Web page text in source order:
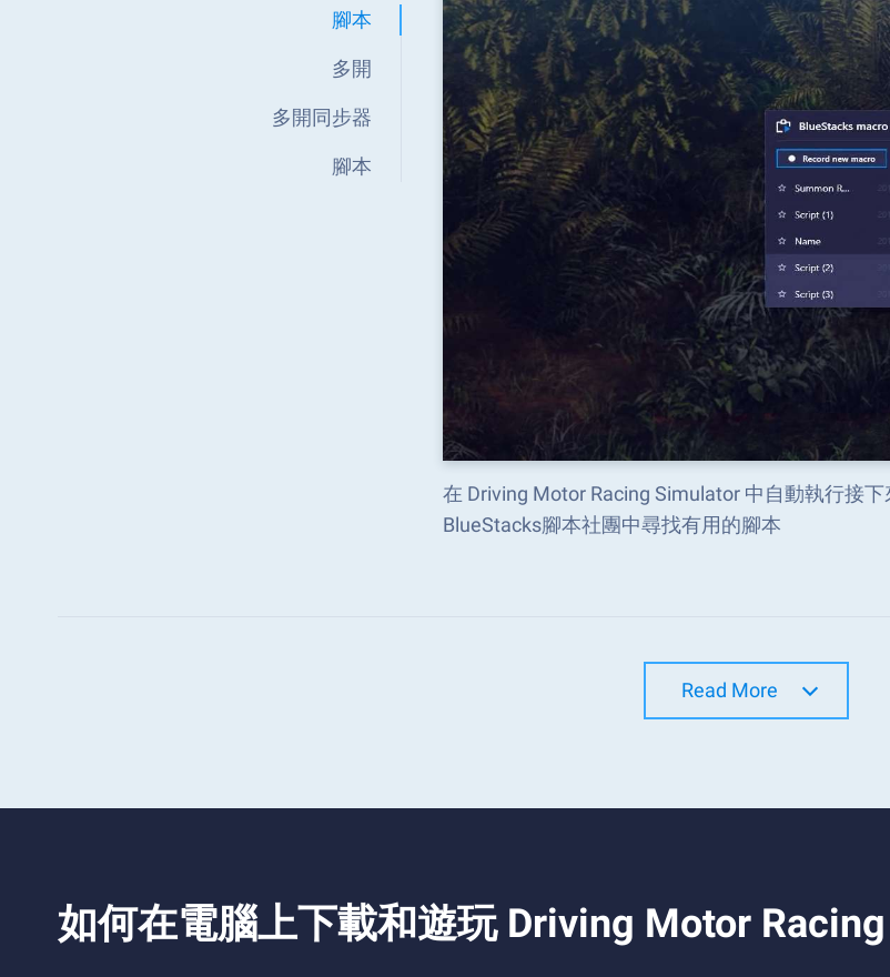
腳本
多開
多開同步器
腳本
在 Driving Motor Racing Simulator 中自動執行接
BlueStacks腳本社團中尋找有用的腳本
Read More
如何在電腦上下載和遊玩 Driving Motor